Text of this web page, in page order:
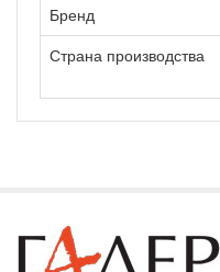
Бренд
Страна производства